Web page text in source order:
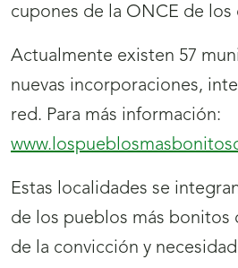
cupones de la ONCE de los
Actualmente existen 57
nuevas incorporaciones,
red. Para más información:
Estas localidades se
de los pueblos más bonitos
de la convicción y